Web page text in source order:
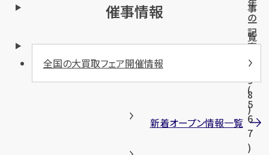
事
一
覧
5
9
8
)
の
記
事
一
(
5
6
7
)
催事情報
全国の大買取フェア開催情報
新着オープン情報一覧